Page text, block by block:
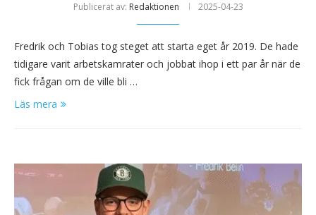
Publicerat av: Redaktionen 2025-04-23
Fredrik och Tobias tog steget att starta eget år 2019. De hade
tidigare varit arbetskamrater och jobbat ihop i ett par år när de
fick frågan om de ville bli …
Läs mera